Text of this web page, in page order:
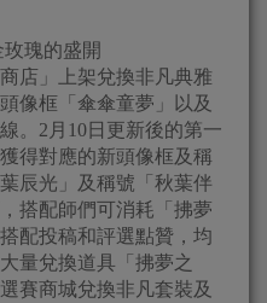
瑰的盛開
店」上架兌換非凡典雅
像框「傘傘童夢」以及
。2月10日更新後的第一
得對應的新頭像框及稱
辰光」及稱號「秋葉伴
搭配師們可消耗「拂夢
配投稿和評選點贊，均
量兌換道具「拂夢之
賽商城兌換非凡套裝及